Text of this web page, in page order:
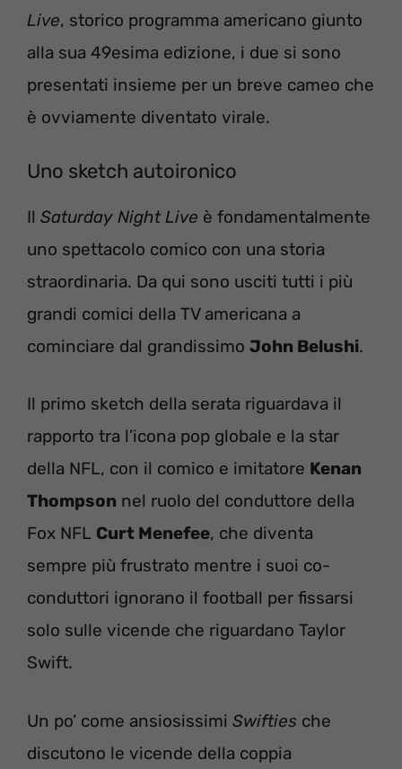
Live, storico programma americano giunto
alla sua 49esima edizione, i due si sono
presentati insieme per un breve cameo che
è ovviamente diventato virale.
Uno sketch autoironico
Il Saturday Night Live è fondamentalmente
uno spettacolo comico con una storia
straordinaria. Da qui sono usciti tutti i più
grandi comici della TV americana a
cominciare dal grandissimo John Belushi.
Il primo sketch della serata riguardava il
rapporto tra l’icona pop globale e la star
della NFL, con il comico e imitatore Kenan
Thompson nel ruolo del conduttore della
Fox NFL Curt Menefee, che diventa
sempre più frustrato mentre i suoi co-
conduttori ignorano il football per fissarsi
solo sulle vicende che riguardano Taylor
Swift.
Un po’ come ansiosissimi Swifties che
discutono le vicende della coppia